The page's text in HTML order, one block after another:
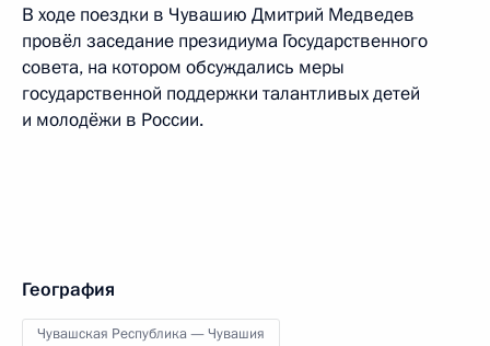
В ходе поездки в Чувашию Дмитрий Медведев
провёл заседание президиума Государственного
совета, на котором обсуждались меры
государственной поддержки талантливых детей
и молодёжи в России.
География
Чувашская Республика — Чувашия